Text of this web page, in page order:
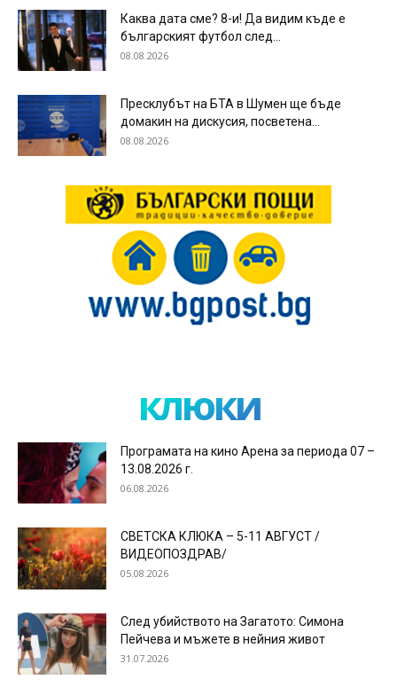
Каква дата сме? 8-и! Да видим къде е
българският футбол след...
08.08.2026
Пресклубът на БТА в Шумен ще бъде
домакин на дискусия, посветена...
08.08.2026
клюки
Програмата на кино Арена за периода 07 –
13.08.2026 г.
06.08.2026
СВЕТСКА КЛЮКА – 5-11 АВГУСТ /
ВИДЕОПОЗДРАВ/
05.08.2026
След убийството на Загатото: Симона
Пейчева и мъжете в нейния живот
31.07.2026